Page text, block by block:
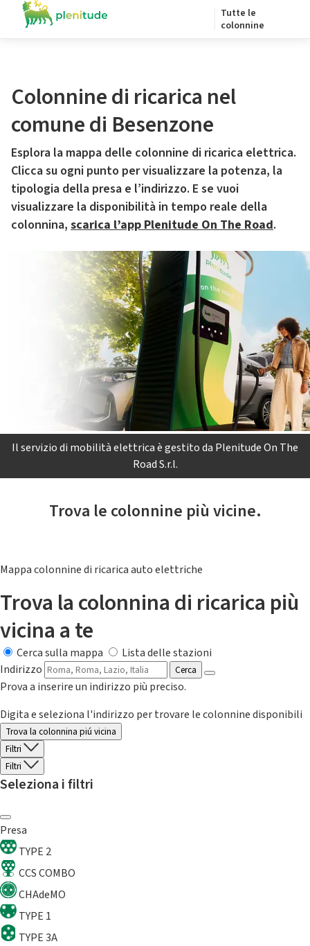
Tutte le
colonnine
Colonnine di ricarica nel
comune di Besenzone
Esplora la mappa delle colonnine di ricarica elettrica.
Clicca su ogni punto per visualizzare la potenza, la
tipologia della presa e l’indirizzo. E se vuoi
visualizzare la disponibilità in tempo reale della
colonnina, scarica l’app Plenitude On The Road.
Il servizio di mobilità elettrica è gestito da Plenitude On The
Road S.r.l.
Trova le colonnine più vicine.
Mappa colonnine di ricarica auto elettriche
Trova la colonnina di ricarica più
vicina a te
Cerca sulla mappa
Lista delle stazioni
Indirizzo
Cerca
Prova a inserire un indirizzo più preciso.
Digita e seleziona l'indirizzo per trovare le colonnine disponibili
Trova la colonnina piú vicina
Filtri
Filtri
Seleziona i filtri
Presa
TYPE 2
CCS COMBO
CHAdeMO
TYPE 1
TYPE 3A